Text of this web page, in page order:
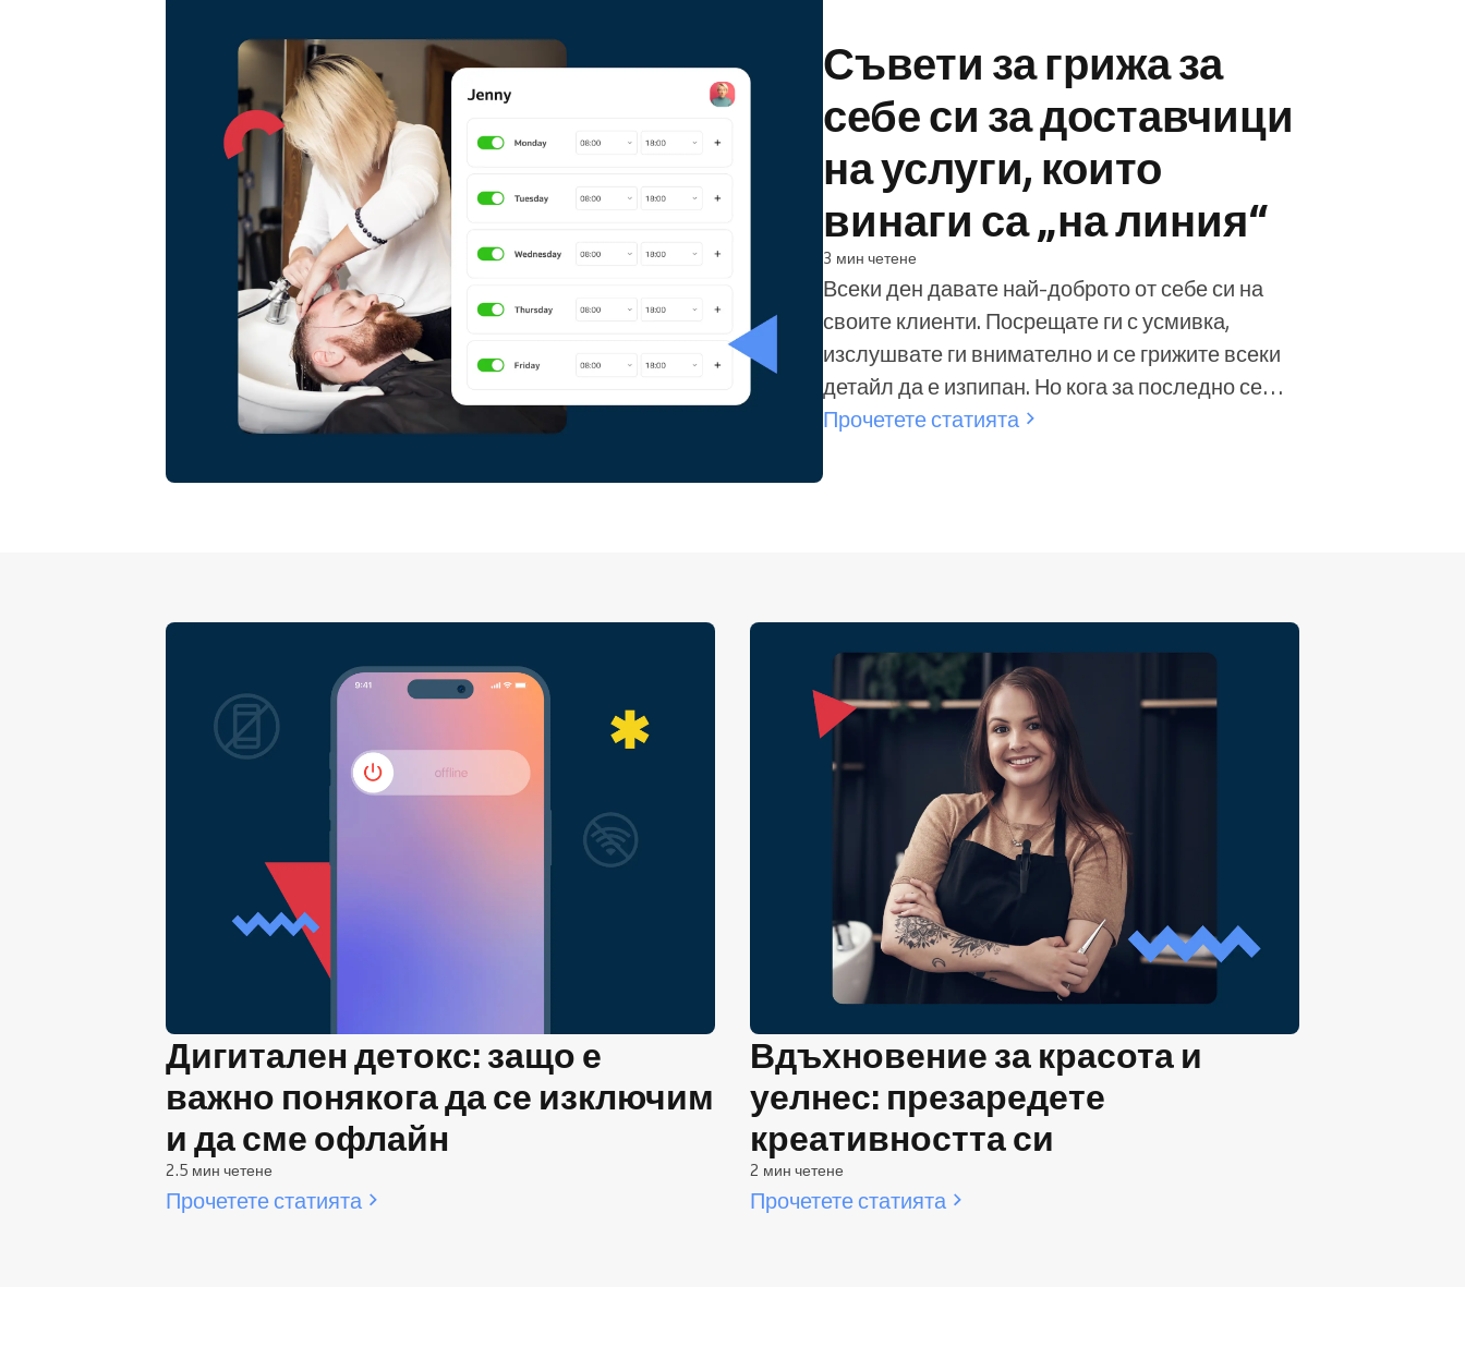
Онлайн резервации
Омниканален инструмент за
резервации
организация
Съвети за грижа за
себе си за доставчици
на услуги, които
винаги са „на линия“
3 мин четене
Всеки ден давате най-доброто от себе си на
своите клиенти. Посрещате ги с усмивка,
изслушвате ги внимателно и се грижите всеки
детайл да е изпипан. Но кога за последно се
погрижихте така и за себе си? Като изпълнител
благосъстояние на първо място, пазите
енергията си, вдъхновявате креативността си и
давате още по-добро преживяване на
Прочетете статията
Дигитален детокс: защо е
важно понякога да се изключим
и да сме офлайн
2.5 мин четене
Прочетете статията
Вдъхновение за красота и
уелнес: презаредете
креативността си
2 мин четене
Прочетете статията